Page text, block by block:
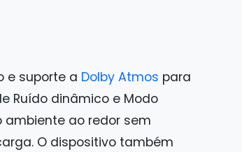
e suporte a Dolby Atmos para
Ruído dinâmico e Modo
ambiente ao redor sem
O dispositivo também